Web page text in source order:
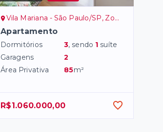
Vila Mariana - São Paulo/SP, Zona Sul
Apartamento
Dormitórios 3, sendo 1 suíte
Garagens
2
Área Privativa
85m²
R$1.060.000,00